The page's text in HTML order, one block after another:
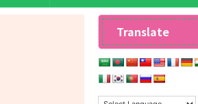
Translate